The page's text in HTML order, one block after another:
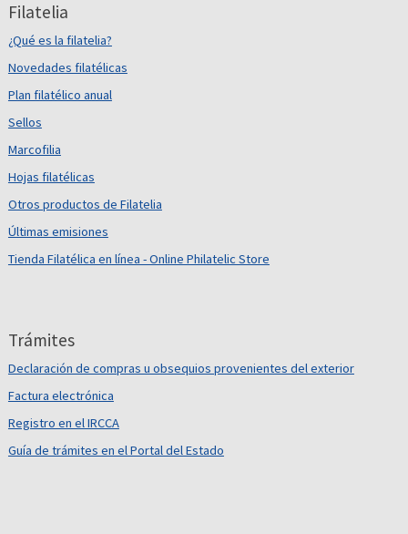
Filatelia
¿Qué es la filatelia?
Novedades filatélicas
Plan filatélico anual
Sellos
Marcofilia
Hojas filatélicas
Otros productos de Filatelia
Últimas emisiones
Tienda Filatélica en línea - Online Philatelic Store
Trámites
Declaración de compras u obsequios provenientes del exterior
Factura electrónica
Registro en el IRCCA
Guía de trámites en el Portal del Estado